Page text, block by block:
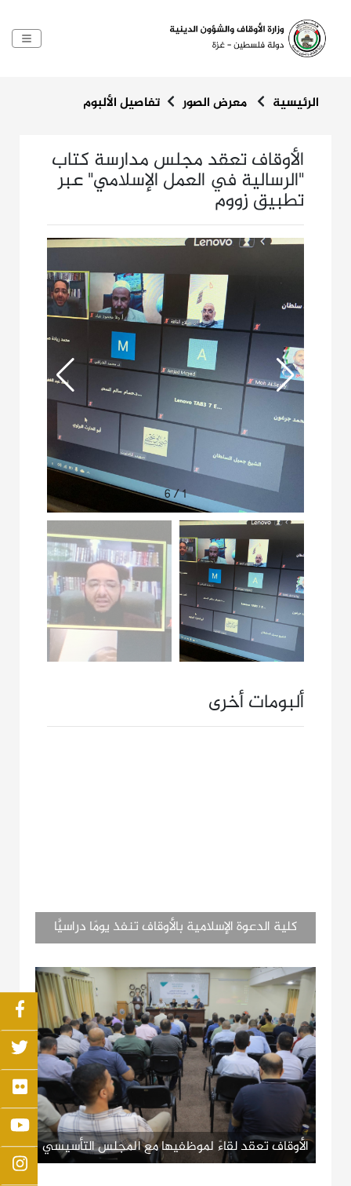
الرئيسية معرض الصور تفاصيل الألبوم
الأوقاف تعقد مجلس مدارسة كتاب
"الرسالية في العمل الإسلامي" عبر
تطبيق زووم
1
/
6
ألبومات أخرى
كلية الدعوة الإسلامية بالأوقاف تنفذ يومًا دراسيًّا
الإسلامية)
الأوقاف تعقد لقاءً لموظفيها مع المجلس التأسيسي